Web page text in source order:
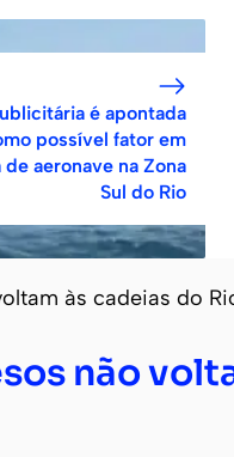
é apontada
possível fator em
aeronave na Zona
Sul do Rio
não